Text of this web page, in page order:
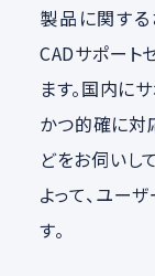
製品に関す
CADサポート
ます。国内に
かつ的確に対
どをお伺いし
よって、ユー
す。